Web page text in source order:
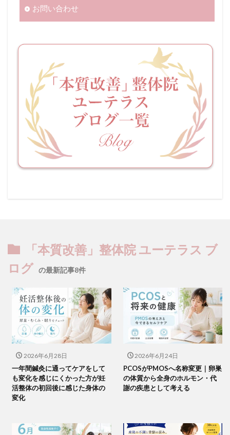
お問い合わせ
「本質改善」整体院 ユーテラス ブ
ログ の最新記事8件
2026年6月28日
一年間鍼灸に通ってケアをして
も変化を感じにくかった方が妊
活整体の初回後に感じた身体の
変化
2026年6月24日
PCOSがPMOSへ名称変更｜卵巣
の体質から全身のホルモン・代
謝の疾患として考える